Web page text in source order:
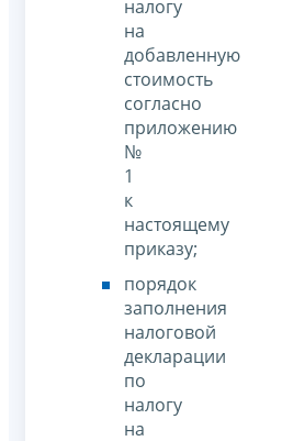
налогу
на
добавленную
стоимость
согласно
приложению
№
1
к
настоящему
приказу;
порядок
заполнения
налоговой
декларации
по
налогу
на